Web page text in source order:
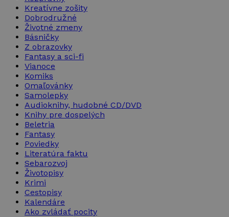
Kreatívne zošity
Dobrodružné
Životné zmeny
Básničky
Z obrazovky
Fantasy a sci-fi
Vianoce
Komiks
Omaľovánky
Samolepky
Audioknihy, hudobné CD/DVD
Knihy pre dospelých
Beletria
Fantasy
Poviedky
Literatúra faktu
Sebarozvoj
Životopisy
Krimi
Cestopisy
Kalendáre
Ako zvládať pocity